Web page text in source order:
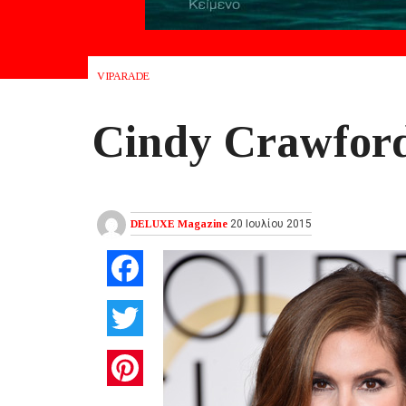
VIPARADE
Cindy
DELUXE Magazine 20 Ιουλίου 2015
Facebook
Twitter
Pinterest